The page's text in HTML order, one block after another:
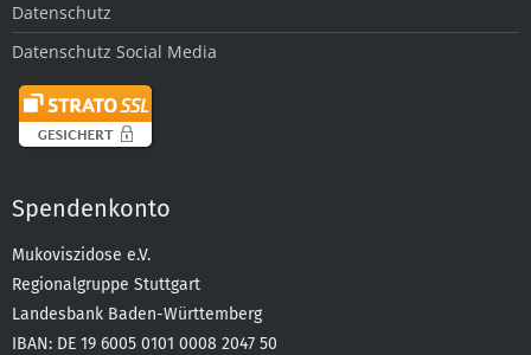
Datenschutz
Datenschutz Social Media
Spendenkonto
Mukoviszidose e.V.
Regionalgruppe Stuttgart
Landesbank Baden-Württemberg
IBAN: DE 19 6005 0101 0008 2047 50